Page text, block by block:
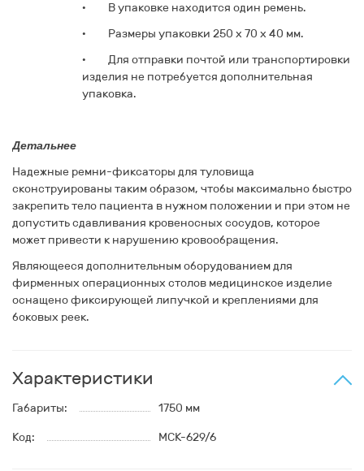
·
В упаковке находится один ремень.
·
Размеры упаковки 250 х 70 х 40 мм.
·
Для отправки почтой или транспортировки
изделия не потребуется дополнительная
упаковка.
Детальнее
Надежные ремни-фиксаторы для туловища
сконструированы таким образом, чтобы максимально быстро
закрепить тело пациента в нужном положении и при этом не
допустить сдавливания кровеносных сосудов, которое
может привести к нарушению кровообращения.
Являющееся дополнительным оборудованием для
фирменных операционных столов медицинское изделие
оснащено фиксирующей липучкой и креплениями для
боковых реек.
Характеристики
Габариты: 1750 мм
Код: МСК-629/6